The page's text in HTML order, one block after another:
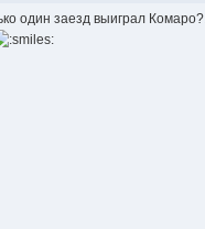
один заезд выиграл